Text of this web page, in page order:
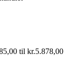
til kr.5.878,00